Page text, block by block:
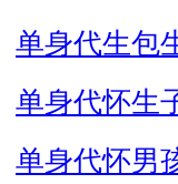
单身代生包
单身代怀生
单身代怀男